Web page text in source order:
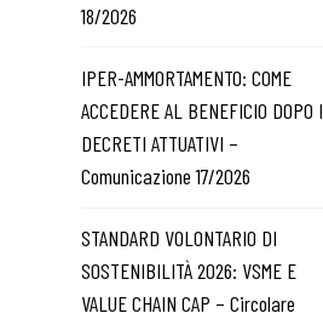
18/2026
IPER-AMMORTAMENTO: COME
ACCEDERE AL BENEFICIO DOPO I
DECRETI ATTUATIVI –
Comunicazione 17/2026
STANDARD VOLONTARIO DI
SOSTENIBILITÀ 2026: VSME E
VALUE CHAIN CAP – Circolare